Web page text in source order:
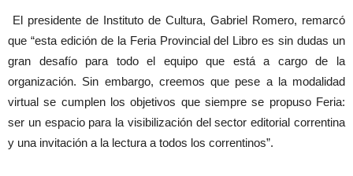
El presidente de Instituto de Cultura, Gabriel Romero, remarcó
que “esta edición de la Feria Provincial del Libro es sin dudas un
gran desafío para todo el equipo que está a cargo de la
organización. Sin embargo, creemos que pese a la modalidad
virtual se cumplen los objetivos que siempre se propuso Feria:
ser un espacio para la visibilización del sector editorial correntina
y una invitación a la lectura a todos los correntinos”.